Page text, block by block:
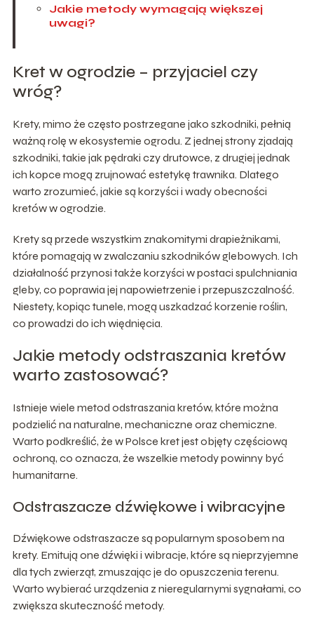
Jakie metody wymagają większej
uwagi?
Kret w ogrodzie – przyjaciel czy
wróg?
Krety, mimo że często postrzegane jako szkodniki, pełnią
ważną rolę w ekosystemie ogrodu. Z jednej strony zjadają
szkodniki, takie jak pędraki czy drutowce, z drugiej jednak
ich kopce mogą zrujnować estetykę trawnika. Dlatego
warto zrozumieć, jakie są korzyści i wady obecności
kretów w ogrodzie.
Krety są przede wszystkim znakomitymi drapieżnikami,
które pomagają w zwalczaniu szkodników glebowych. Ich
działalność przynosi także korzyści w postaci spulchniania
gleby, co poprawia jej napowietrzenie i przepuszczalność.
Niestety, kopiąc tunele, mogą uszkadzać korzenie roślin,
co prowadzi do ich więdnięcia.
Jakie metody odstraszania kretów
warto zastosować?
Istnieje wiele metod odstraszania kretów, które można
podzielić na naturalne, mechaniczne oraz chemiczne.
Warto podkreślić, że w Polsce kret jest objęty częściową
ochroną, co oznacza, że wszelkie metody powinny być
humanitarne.
Odstraszacze dźwiękowe i wibracyjne
Dźwiękowe odstraszacze są popularnym sposobem na
krety. Emitują one dźwięki i wibracje, które są nieprzyjemne
dla tych zwierząt, zmuszając je do opuszczenia terenu.
Warto wybierać urządzenia z nieregularnymi sygnałami, co
zwiększa skuteczność metody.